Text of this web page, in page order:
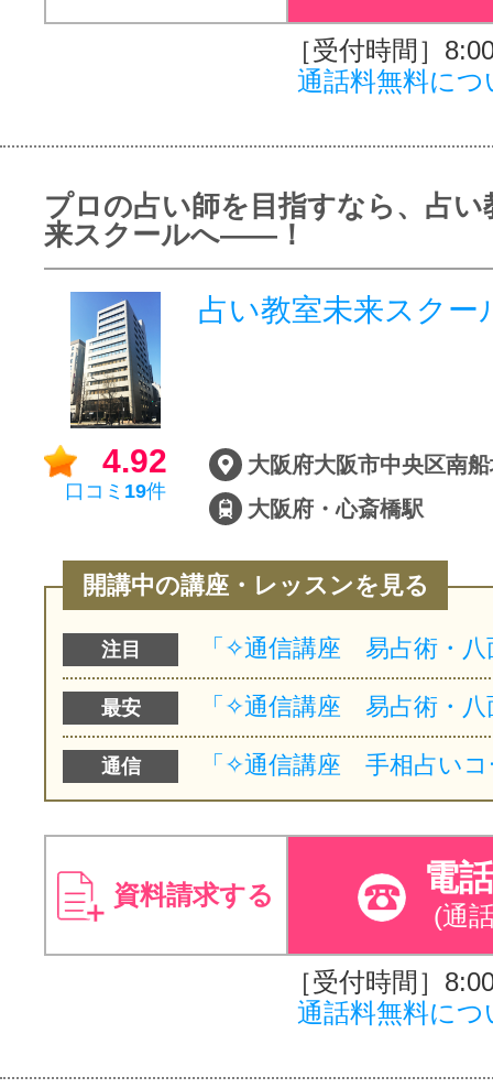
［受付時間］
通話料無料につ
プロの占い師を目指すなら、占い
来スクールへ――！
占い教室未来スクー
4.92
口コミ 19件
大阪府・心斎橋駅
開講中の講座・レッスンを見る
注目
最安
通信
資料請求する 電
(通
［受付時間］
通話料無料につ